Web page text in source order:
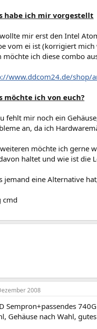
habe ich mir vorgestellt
mir erst den Intel
vom ei ist (korrigiert mich
möchte ich diese combo
www.ddcom24.de/shop/
möchte ich von euch?
fehlt mir noch ein
an, da ich
möchte ich gerne
haltet und wie ist die
jemand eine Alternative
cmd
2008
Sempron+passendes
Gehäuse nach Wahl,